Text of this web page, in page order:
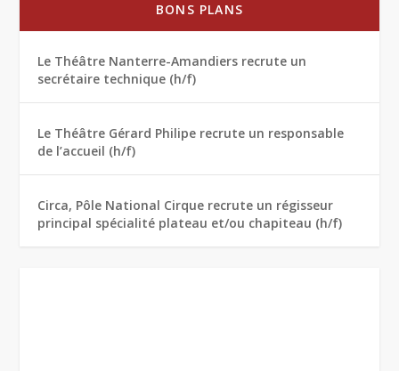
BONS PLANS
Le Théâtre Nanterre-Amandiers recrute un
secrétaire technique (h/f)
Le Théâtre Gérard Philipe recrute un responsable
de l’accueil (h/f)
Circa, Pôle National Cirque recrute un régisseur
principal spécialité plateau et/ou chapiteau (h/f)